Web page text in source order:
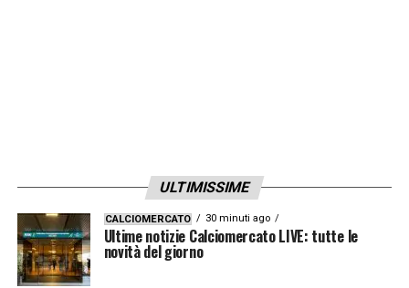
🔴45′ + 4 – Fine primo tempo di Verona
Torino
45′ – Assegnati 3 minuti di recupero
ULTIMISSIME
CALCIOMERCATO 30 minuti ago
Ultime notizie Calciomercato LIVE: tutte le
novità del giorno